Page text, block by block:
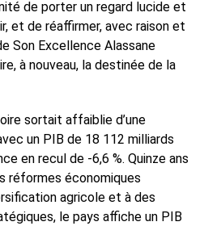
de porter un regard lucide et
et de réaffirmer, avec raison et
Son Excellence Alassane
à nouveau, la destinée de la
sortait affaiblie d’une
un PIB de 18 112 milliards
en recul de -6,6 %. Quinze ans
réformes économiques
agricole et à des
le pays affiche un PIB